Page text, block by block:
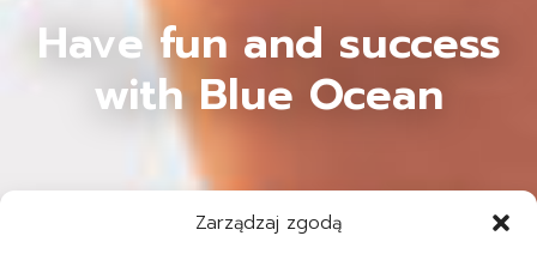
Zarządzaj zgodą
Have fun and success
with Blue Ocean